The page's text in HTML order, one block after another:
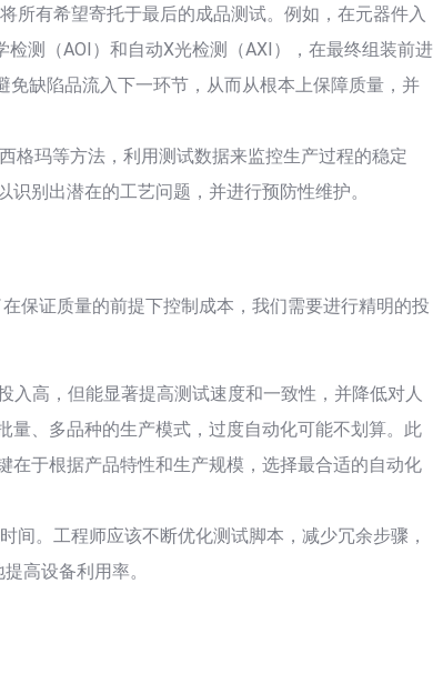
所有希望寄托于最后的成品测试。例如，在元器件入
测（AOI）和自动X光检测（AXI），在最终组装前进
缺陷品流入下一环节，从而从根本上保障质量，并
格玛等方法，利用测试数据来监控生产过程的稳定
别出潜在的工艺问题，并进行预防性维护。
保证质量的前提下控制成本，我们需要进行精明的投
入高，但能显著提高测试速度和一致性，并降低对人
量、多品种的生产模式，过度自动化可能不划算。此
在于根据产品特性和生产规模，选择最合适的自动化
间。工程师应该不断优化测试脚本，减少冗余步骤，
高设备利用率。